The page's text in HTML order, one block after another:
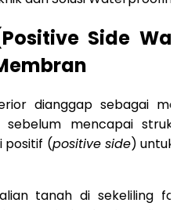
Side
dianggap sebagai
mencapai
positif (positive side)
tanah di sekeliling